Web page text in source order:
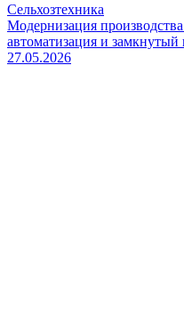
Сельхозтехника
Модернизация
автоматизация и замкнутый
27.05.2026